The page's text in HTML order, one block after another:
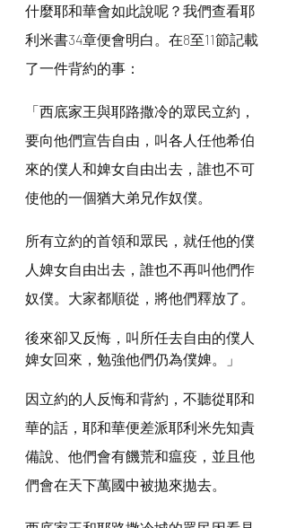
什麼耶和華會如此說呢？我們查看耶
利米書34章便會明白。在8至11節記載
了一件背約的事：
「西底家王與耶路撒冷的眾民立約，
要向他們宣告自由，叫各人任他希伯
來的僕人和婢女自由出去，誰也不可
使他的一個猶大弟兄作奴僕。
所有立約的首領和眾民，就任他的僕
人婢女自由出去，誰也不再叫他們作
奴僕。大家都順從，將他們釋放了。
後來卻又反悔，叫所任去自由的僕人
婢女回來，勉強他們仍為僕婢。」
因立約的人反悔和背約，不聽從耶和
華的話，耶和華便差派耶利米先知責
備說、他們會有饑荒和瘟疫，並且他
們會在天下萬國中被拋來拋去。